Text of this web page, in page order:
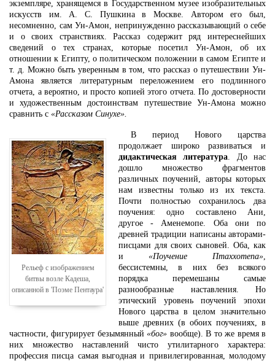
экземпляре, хранящемся в Государственном музее изобразительных
искусств им. А. С. Пушкина в Москве. Автором его был,
несомненно, сам Ун-Амон, непринужденно рассказывающий о себе
и о своих странствиях. Рассказ содержит ряд интереснейших
сведений о тех странах, которые посетил Ун-Амон, об их
отношении к Египту, о политическом положении в самом Египте и
т. д. Можно быть уверенным в том, что рассказ о путешествии Ун-
Амона является литературным переложением его подлинного
отчета, а вероятно, и просто копией этого отчета. По достоверности
и художественным достоинствам путешествие Ун-Амона можно
сравнить с «Рассказом Синухе».
Рельеф с изображением
битвы возле Кадеша,
описанной в 'Поэме Пентаура'
В период Нового царства
продолжает широко развиваться и
дидактическая литература . До нас
дошло множество фрагментов
различных поучений, авторы которых
нам известны только из их текста.
Почти полностью сохранилось два
поучения: одно составлено Ани,
другое - Аменемопе. Оба они по
древней традиции написаны авторами-
писцами для своих сыновей. Оба, как
и «Поучение Птаххотепа»
бессистемны, в них без всякого
порядка перемешаны самые
разнообразные наставления. Но
этический уровень поучений эпохи
Нового царства в целом значительно
выше древних (в обоих поучениях, в
частности, фигурирует безымянный«бог» вообще). В то же время в
них множество наставлений чисто утилитарного характера:
профессия писца самая выгодная и привилегированная, молодому